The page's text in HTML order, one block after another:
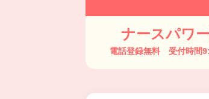
ナースパワ
電話登録無料 受付時間